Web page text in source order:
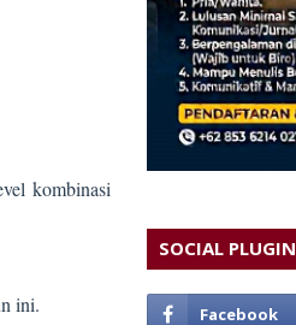
kombinasi
ini.
SOCIAL PLUGIN